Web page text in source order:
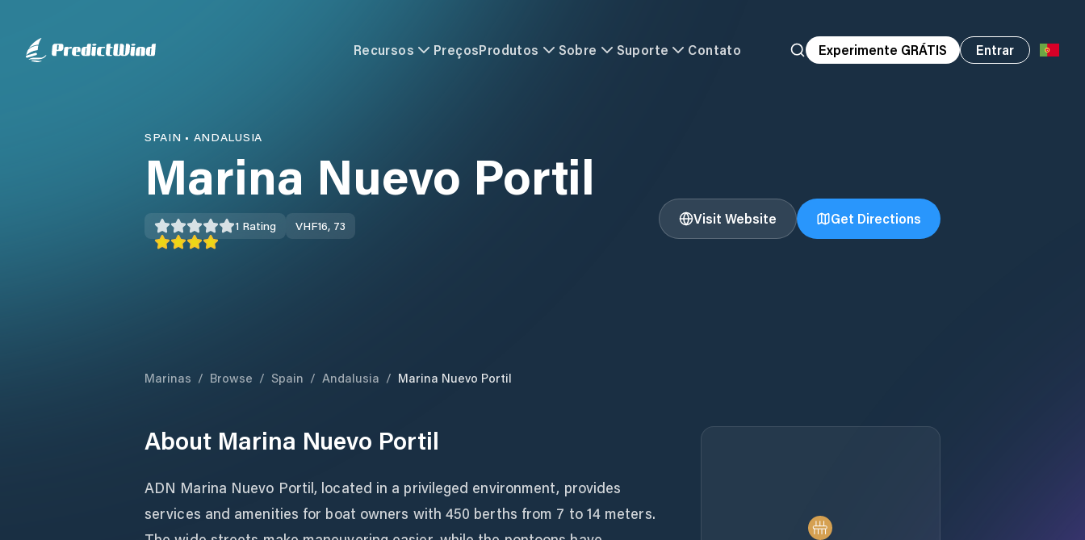
Recursos PreçosProdutos Sobre Suporte Contato Experimente GRÁTIS Entrar
SPAIN • ANDALUSIA
Marina Nuevo Portil
1 Rating VHF16, 73 Visit Website Get Directions
Marinas / Browse / Spain / Andalusia / Marina Nuevo Portil
About Marina Nuevo Portil
ADN Marina Nuevo Portil, located in a privileged environment, provides
services and amenities for boat owners with 450 berths from 7 to 14 meters.